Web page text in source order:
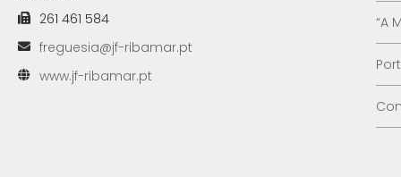
261 461 584
freguesia@jf-ribamar.pt
www.jf-ribamar.pt
“A